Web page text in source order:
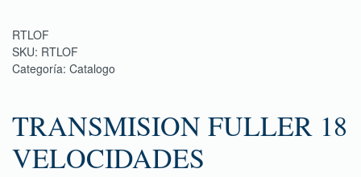
RTLOF
SKU: RTLOF
Categoría: Catalogo
TRANSMISION FULLER 18
VELOCIDADES